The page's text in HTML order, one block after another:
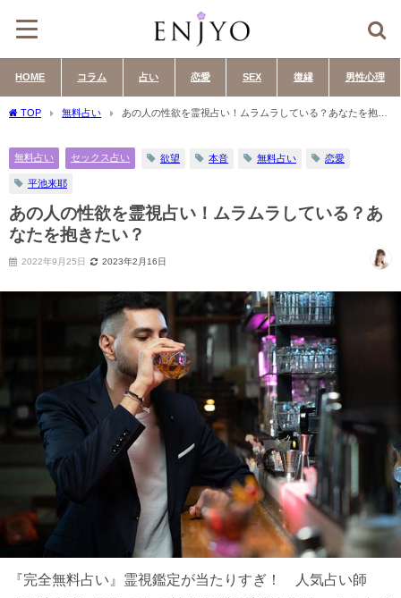
HOME コラム 占い 恋愛 SEX 復縁 男性心理
TOP 無料占い
あの人の性欲を霊視占い！ムラムラしている？あなたを抱き
無料占い セックス占い 欲望 本音 無料占い 恋愛
平池来耶
あの人の性欲を霊視占い！ムラムラしている？あ
なたを抱きたい？
2022年9月25日 2023年2月16日
『完全無料占い』霊視鑑定が当たりすぎ！ 人気占い師